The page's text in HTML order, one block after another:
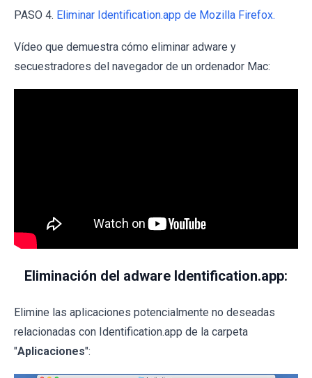
PASO 4. Eliminar Identification.app de Mozilla Firefox.
Vídeo que demuestra cómo eliminar adware y
secuestradores del navegador de un ordenador Mac:
Eliminación del adware Identification.app:
Elimine las aplicaciones potencialmente no deseadas
relacionadas con Identification.app de la carpeta
"Aplicaciones":